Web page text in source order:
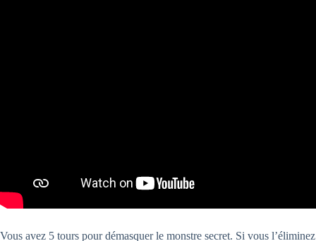
Vous avez 5 tours pour démasquer le monstre secret. Si vous l’éliminez